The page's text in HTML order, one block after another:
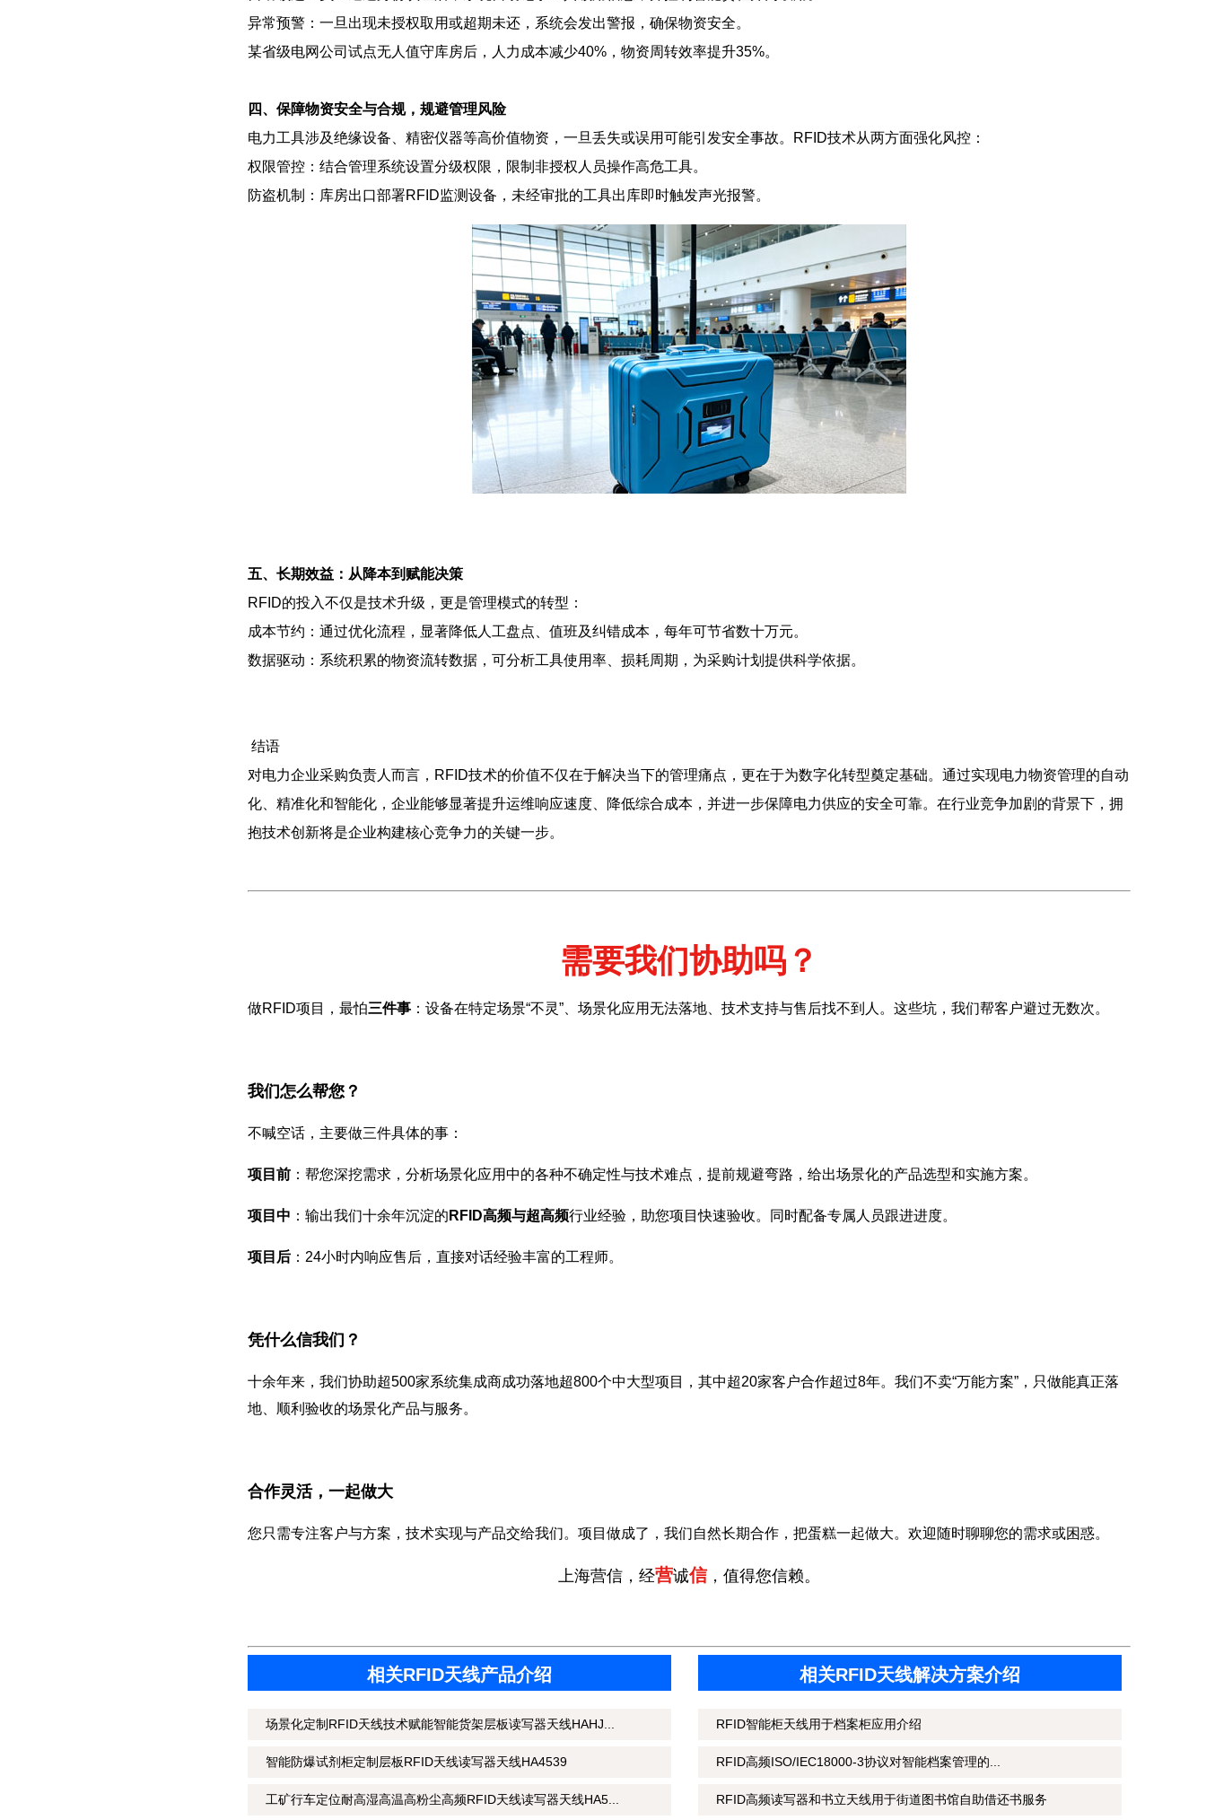
异常预警：一旦出现未授权取用或超期未还，系统会发出警报，确保物资安全。
某省级电网公司试点无人值守库房后，人力成本减少40%，物资周转效率提升35%。
四、保障物资安全与合规，规避管理风险
电力工具涉及绝缘设备、精密仪器等高价值物资，一旦丢失或误用可能引发安全事故。RFID技术从两方面强化风控：
权限管控：结合管理系统设置分级权限，限制非授权人员操作高危工具。
防盗机制：库房出口部署RFID监测设备，未经审批的工具出库即时触发声光报警。
五、长期效益：从降本到赋能决策
RFID的投入不仅是技术升级，更是管理模式的转型：
成本节约：通过优化流程，显著降低人工盘点、值班及纠错成本，每年可节省数十万元。
数据驱动：系统积累的物资流转数据，可分析工具使用率、损耗周期，为采购计划提供科学依据。
结语
对电力企业采购负责人而言，RFID技术的价值不仅在于解决当下的管理痛点，更在于为数字化转型奠定基础。通过实现电力物资管理的自动
化、精准化和智能化，企业能够显著提升运维响应速度、降低综合成本，并进一步保障电力供应的安全可靠。在行业竞争加剧的背景下，拥
抱技术创新将是企业构建核心竞争力的关键一步。
需要我们协助吗？
做RFID项目，最怕三件事 ：设备在特定场景“不灵”、场景化应用无法落地、技术支持与售后找不到人。这些坑，我们帮客户避过无数次。
我们怎么帮您？
不喊空话，主要做三件具体的事：
项目前 ：帮您深挖需求，分析场景化应用中的各种不确定性与技术难点，提前规避弯路，给出场景化的产品选型和实施方案。
项目中 ：输出我们十余年沉淀的 RFID高频与超高频行业经验，助您项目快速验收。同时配备专属人员跟进进度。
项目后 ：24小时内响应售后，直接对话经验丰富的工程师。
凭什么信我们？
十余年来，我们协助超500家系统集成商成功落地超800个中大型项目，其中超20家客户合作超过8年。我们不卖“万能方案”，只做能真正落
地、顺利验收的场景化产品与服务。
合作灵活，一起做大
您只需专注客户与方案，技术实现与产品交给我们。项目做成了，我们自然长期合作，把蛋糕一起做大。欢迎随时聊聊您的需求或困惑。
上海营信，经营诚信，值得您信赖。
相关RFID天线产品介绍
场景化定制RFID天线技术赋能智能货架层板读写器天线HAHJ...
智能防爆试剂柜定制层板RFID天线读写器天线HA4539
工矿行车定位耐高湿高温高粉尘高频RFID天线读写器天线HA5...
相关RFID天线解决方案介绍
RFID智能柜天线用于档案柜应用介绍
RFID高频ISO/IEC18000-3协议对智能档案管理的...
RFID高频读写器和书立天线用于街道图书馆自助借还书服务